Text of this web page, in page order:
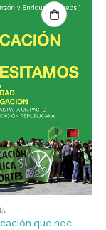
La educación que necesitamos: Escuela, Universidad e Investigación